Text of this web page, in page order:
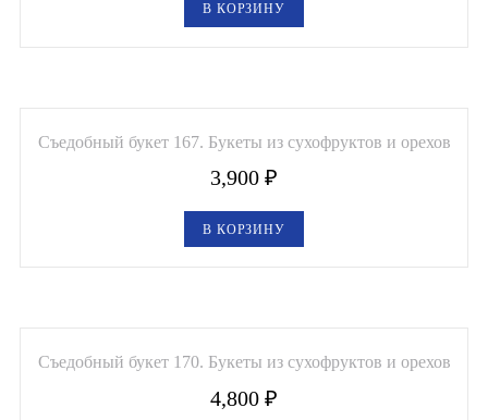
В КОРЗИНУ
Съедобный букет 167. Букеты из сухофруктов и орехов
3,900 ₽
В КОРЗИНУ
Съедобный букет 170. Букеты из сухофруктов и орехов
4,800 ₽